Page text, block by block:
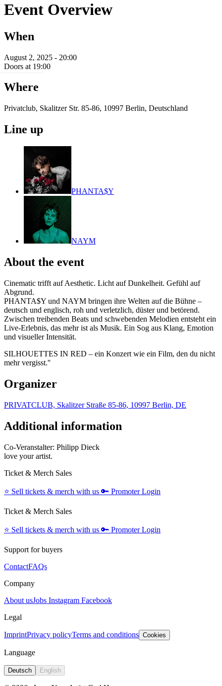
Event Overview
When
August 2, 2025 - 20:00
Doors at 19:00
Where
Privatclub, Skalitzer Str. 85-86, 10997 Berlin, Deutschland
Line up
PHANTA$Y
NAYM
About the event
Cinematic trifft auf Aesthetic. Licht auf Dunkelheit. Gefühl auf
Abgrund.
PHANTA$Y und NAYM bringen ihre Welten auf die Bühne –
deutsch und englisch, roh und verletzlich, düster und betörend.
Zwischen treibenden Beats und schwebenden Melodien entsteht ein
Live-Erlebnis, das mehr ist als Musik. Ein Sog aus Klang, Emotion
und visueller Intensität.
SILHOUETTES IN RED – ein Konzert wie ein Film, den du nicht
mehr vergisst.''
Organizer
PRIVATCLUB, Skalitzer Straße 85-86, 10997 Berlin, DE
Additional information
Co-Veranstalter: Philipp Dieck
love your artist.
Ticket & Merch Sales
⭐️ Sell tickets & merch with us 🔑 Promoter Login
Ticket & Merch Sales
⭐️ Sell tickets & merch with us 🔑 Promoter Login
Support for buyers
ContactFAQs
Company
About usJobs Instagram Facebook
Legal
ImprintPrivacy policyTerms and conditions Cookies
Language
Deutsch English